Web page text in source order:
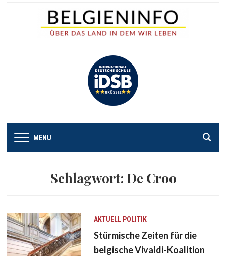
MENU
Schlagwort: De Croo
AKTUELL POLITIK
Stürmische Zeiten für die
belgische Vivaldi-Koalition